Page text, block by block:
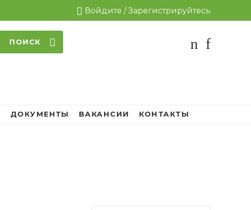
Войдите / Зарегистрируйтесь
ПОИСК
ДОКУМЕНТЫ ВАКАНСИИ КОНТАКТЫ